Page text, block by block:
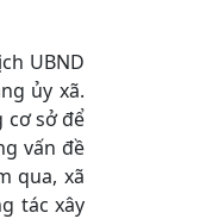
UBND
ủy xã.
cơ sở để
vấn đề
qua, xã
tác xây